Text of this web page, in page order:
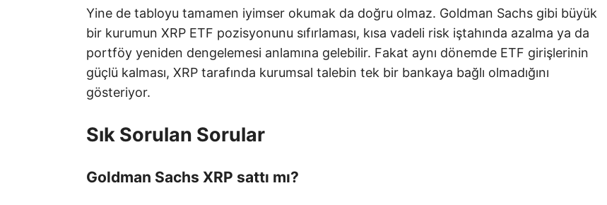
Yine de tabloyu tamamen iyimser okumak da doğru olmaz. Goldman Sachs gibi büyük
bir kurumun XRP ETF pozisyonunu sıfırlaması, kısa vadeli risk iştahında azalma ya da
portföy yeniden dengelemesi anlamına gelebilir. Fakat aynı dönemde ETF girişlerinin
güçlü kalması, XRP tarafında kurumsal talebin tek bir bankaya bağlı olmadığını
gösteriyor.
Sık Sorulan Sorular
Goldman Sachs XRP sattı mı?